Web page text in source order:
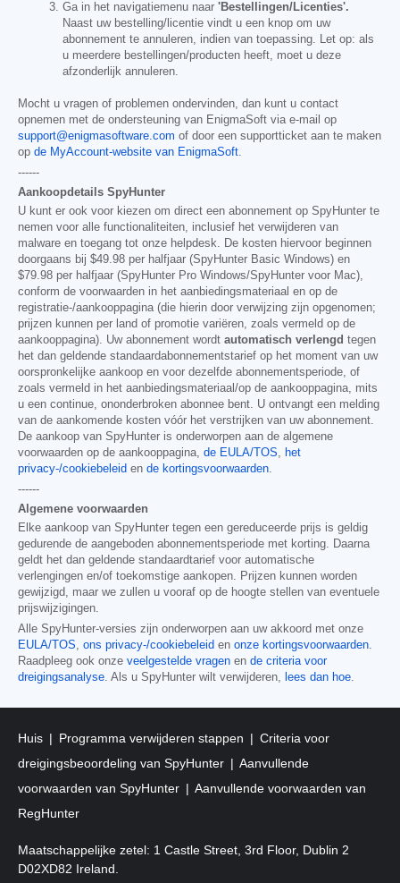
Ga in het navigatiemenu naar 'Bestellingen/Licenties'.
Naast uw bestelling/licentie vindt u een knop om uw
abonnement te annuleren, indien van toepassing. Let op: als
u meerdere bestellingen/producten heeft, moet u deze
afzonderlijk annuleren.
Mocht u vragen of problemen ondervinden, dan kunt u contact
opnemen met de ondersteuning van EnigmaSoft via e-mail op
support@enigmasoftware.com of door een supportticket aan te maken
op de MyAccount-website van EnigmaSoft.
------
Aankoopdetails SpyHunter
U kunt er ook voor kiezen om direct een abonnement op SpyHunter te
nemen voor alle functionaliteiten, inclusief het verwijderen van
malware en toegang tot onze helpdesk. De kosten hiervoor beginnen
doorgaans bij $49.98 per halfjaar (SpyHunter Basic Windows) en
$79.98 per halfjaar (SpyHunter Pro Windows/SpyHunter voor Mac),
conform de voorwaarden in het aanbiedingsmateriaal en op de
registratie-/aankooppagina (die hierin door verwijzing zijn opgenomen;
prijzen kunnen per land of promotie variëren, zoals vermeld op de
aankooppagina). Uw abonnement wordt automatisch verlengd tegen
het dan geldende standaardabonnementstarief op het moment van uw
oorspronkelijke aankoop en voor dezelfde abonnementsperiode, of
zoals vermeld in het aanbiedingsmateriaal/op de aankooppagina, mits
u een continue, ononderbroken abonnee bent. U ontvangt een melding
van de aankomende kosten vóór het verstrijken van uw abonnement.
De aankoop van SpyHunter is onderworpen aan de algemene
voorwaarden op de aankooppagina, de EULA/TOS, het
privacy-/cookiebeleid en de kortingsvoorwaarden.
------
Algemene voorwaarden
Elke aankoop van SpyHunter tegen een gereduceerde prijs is geldig
gedurende de aangeboden abonnementsperiode met korting. Daarna
geldt het dan geldende standaardtarief voor automatische
verlengingen en/of toekomstige aankopen. Prijzen kunnen worden
gewijzigd, maar we zullen u vooraf op de hoogte stellen van eventuele
prijswijzigingen.
Alle SpyHunter-versies zijn onderworpen aan uw akkoord met onze
EULA/TOS, ons privacy-/cookiebeleid en onze kortingsvoorwaarden.
Raadpleeg ook onze veelgestelde vragen en de criteria voor
dreigingsanalyse. Als u SpyHunter wilt verwijderen, lees dan hoe.
Huis Programma verwijderen stappen
Criteria voor
dreigingsbeoordeling van SpyHunter
Aanvullende
voorwaarden van SpyHunter
Aanvullende voorwaarden van
RegHunter
Maatschappelijke zetel: 1 Castle Street, 3rd Floor, Dublin 2
D02XD82 Ireland.